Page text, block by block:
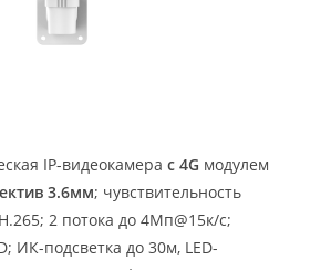
IP-видеокамерас 4G модулем
3.6мм; чувствительность
2 потока до 4Мп@15к/с;
ИК-подсветка до 30м, LED-